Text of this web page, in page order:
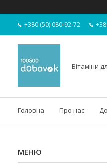
+380 (50) 080-92-72
Вітаміни
Головна Про нас